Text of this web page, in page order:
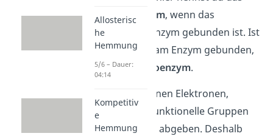
EnzymHoloenzym, wenn das
Cosubstrat am Enzym gebunden ist. Ist
kein Cosubstrat am Enzym gebunden,
nennst du es
Apoenzym.
Cosubstrate können Elektronen,
Protonen oder funktionelle Gruppen
aufnehmen oder abgeben. Deshalb
Allosterisc
he
Hemmung
5/6 – Dauer:
04:14
Kompetitiv
e
Hemmung